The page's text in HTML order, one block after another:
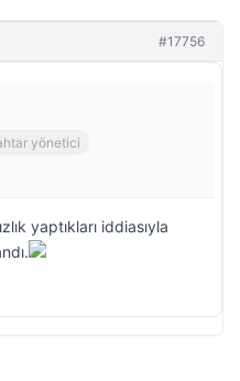
#17756
yönetici
yaptıkları iddiasıyla